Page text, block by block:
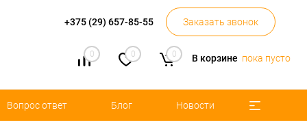
+375 (29) 657-85-55 Заказать звонок
0 0 0 В корзине пока пусто
Вопрос ответ Блог Новости